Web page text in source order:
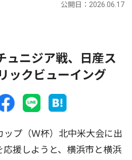
公開日：2026.06.17
ュニジア戦、日産ス
ックビューイング
プ（Ｗ杯）北中米大会に出
援しようと、横浜市と横浜